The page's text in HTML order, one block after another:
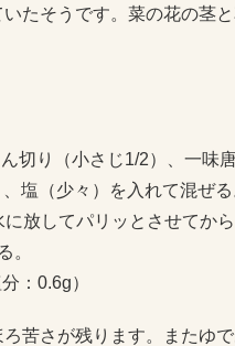
たそうです。菜の花の茎
切り（小さじ1/2）、一味
塩（少々）を入れて混ぜる
放してパリッとさせてか
。
：0.6g）
苦さが残ります。またゆ